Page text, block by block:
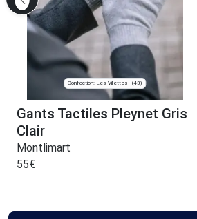
Confection: Les Villettes (43)
Gants Tactiles Pleynet Gris
Clair
Montlimart
55€